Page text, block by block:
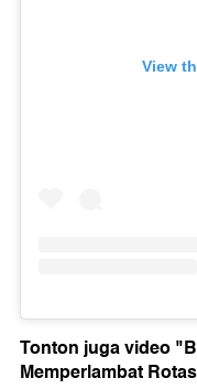
View
Tonton juga video
Memperlambat